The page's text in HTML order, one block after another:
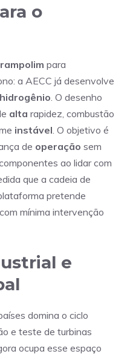
o
para
a AECC já desenvolve
hidrogênio . O desenho
alta rapidez, combustão
instável . O objetivo é
de operação sem
ao lidar com
que a cadeia de
pretende
com mínima intervenção
e
domina o ciclo
e teste de turbinas
ocupa esse espaço